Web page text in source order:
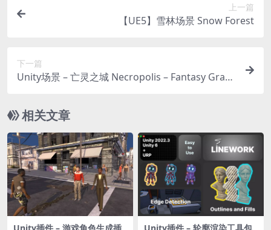
上一篇
【UE5】雪林场景 Snow Forest
下一篇
Unity场景 – 亡灵之城 Necropolis – Fantasy Grave
相关文章